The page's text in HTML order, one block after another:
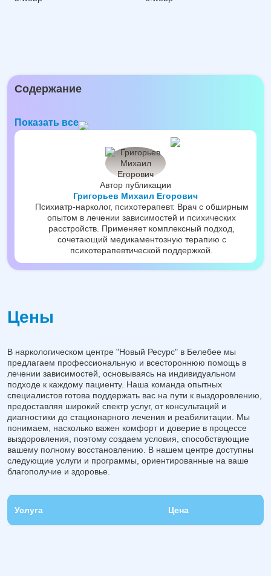
Содержание
Показать все
Автор публикации
Григорьев Михаил Егорович
Психиатр-нарколог, психотерапевт. Врач с обширным
опытом в лечении зависимостей и психических
расстройств. Применяет комплексный подход,
сочетающий медикаментозную терапию с
психотерапевтической поддержкой.
Цены
В наркологическом центре "Новый Ресурс" в Белебее мы
предлагаем профессиональную и всестороннюю помощь в
лечении зависимостей, основываясь на индивидуальном
подходе к каждому пациенту. Наша команда опытных
специалистов готова поддержать вас на пути к выздоровлению,
предоставляя широкий спектр услуг, от консультаций и
диагностики до стационарного лечения и реабилитации. Мы
понимаем, насколько важен комфорт и доверие в процессе
выздоровления, поэтому создаем условия, способствующие
вашему полному восстановлению. В нашем центре доступны
следующие услуги и программы, ориентированные на ваше
благополучие и здоровье.
Услуга Цена